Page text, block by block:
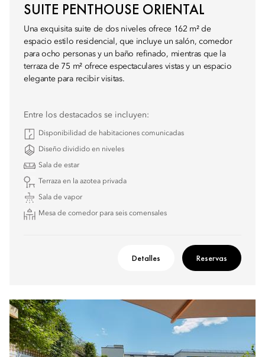
SUITE PENTHOUSE ORIENTAL
Una exquisita suite de dos niveles ofrece 162 m² de
espacio estilo residencial, que incluye un salón, comedor
para ocho personas y un baño refinado, mientras que la
terraza de 75 m² ofrece espectaculares vistas y un espacio
elegante para recibir visitas.
Entre los destacados se incluyen:
Disponibilidad de habitaciones comunicadas
Diseño dividido en niveles
Sala de estar
Terraza en la azotea privada
Sala de vapor
Mesa de comedor para seis comensales
Detalles Reservas